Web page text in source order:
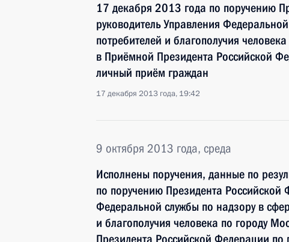
17 декабря 2013 года по поручению
руководитель Управления
потребителей и благополучия
в Приёмной Президента Российской
личный приём граждан
17 декабря 2013 года, 19:42
9 октября 2013 года, среда
Исполнены поручения, данные по
по поручению Президента Российской
Федеральной службы по надзору в
и благополучия человека по городу
Президента Российской Федерации